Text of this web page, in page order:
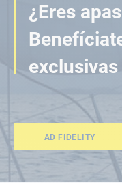
¿Eres
exclusivas
AD FIDELITY